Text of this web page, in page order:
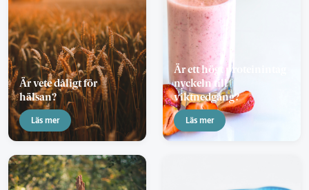
Är vete dåligt för
hälsan?
Läs mer
Är ett högt proteinintag
nyckeln till
viktnedgång?
Läs mer